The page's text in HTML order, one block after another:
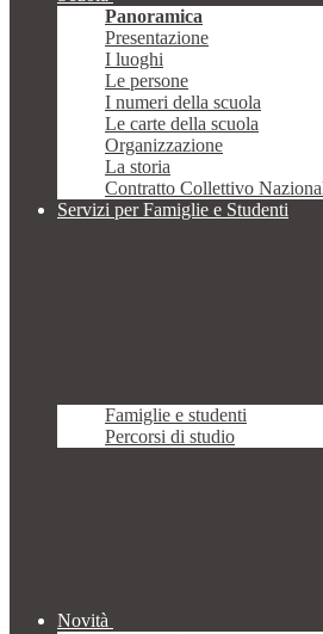
Panoramica
Presentazione
I luoghi
Le persone
I numeri della scuola
Le carte della scuola
Organizzazione
La storia
Contratto Collettivo
Servizi per Famiglie e Studenti
Famiglie e studenti
Percorsi di studio
Novità